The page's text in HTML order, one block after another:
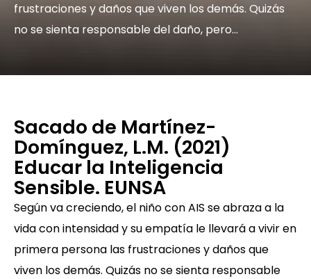
frustraciones y daños que viven los demás. Quizás
no se sienta responsable del daño, pero…
Sacado de Martínez-
Domínguez, L.M. (2021)
Educar la Inteligencia
Sensible. EUNSA
Según va creciendo, el niño con AIS se abraza a la
vida con intensidad y su empatía le llevará a vivir en
primera persona las frustraciones y daños que
viven los demás. Quizás no se sienta responsable